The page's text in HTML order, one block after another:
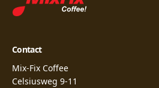
Contact
Mix-Fix Coffee
Celsiusweg 9-11